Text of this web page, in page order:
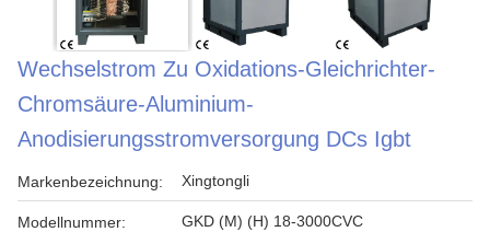
Wechselstrom Zu Oxidations-Gleichrichter-
Chromsäure-Aluminium-
Anodisierungsstromversorgung DCs Igbt
Markenbezeichnung: Xingtongli
Modellnummer: GKD (M) (H) 18-3000CVC